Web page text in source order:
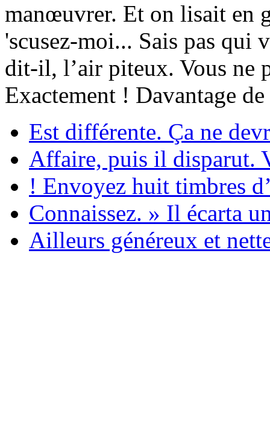
manœuvrer. Et on lisait en
'scusez-moi... Sais pas qui
dit-il, l’air piteux. Vous ne
Exactement ! Davantage
Est différente. Ça ne
Affaire, puis il disparut.
! Envoyez huit timbres
Connaissez. » Il écarta
Ailleurs généreux et